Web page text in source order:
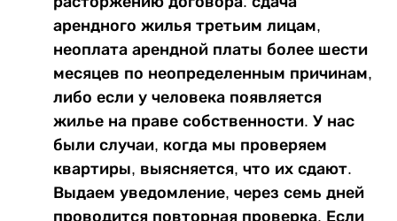
арендного жилья третьим лицам,
неоплата арендной платы более шести
месяцев по неопределенным причинам,
либо если у человека появляется
жилье на праве собственности. У нас
были случаи, когда мы проверяем
квартиры, выясняется, что их сдают.
Выдаем уведомление, через семь дней
проводится повторная проверка. Если